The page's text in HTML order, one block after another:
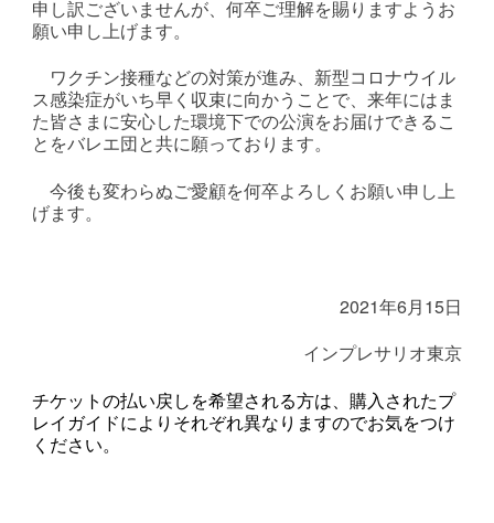
申し訳ございませんが、何卒ご理解を賜りますようお
願い申し上げます。
ワクチン接種などの対策が進み、新型コロナウイル
ス感染症がいち早く収束に向かうことで、来年にはま
た皆さまに安心した環境下での公演をお届けできるこ
とをバレエ団と共に願っております。
今後も変わらぬご愛顧を何卒よろしくお願い申し上
げます。
2021年6月15日
インプレサリオ東京
チケットの払い戻しを希望される方は、購入されたプ
レイガイドによりそれぞれ異なりますのでお気をつけ
ください。